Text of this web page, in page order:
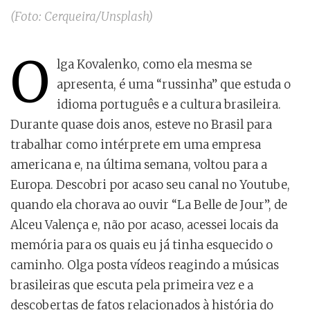
(Foto: Cerqueira/Unsplash)
O lga Kovalenko, como ela mesma se
apresenta, é uma “russinha” que estuda o
idioma português e a cultura brasileira.
Durante quase dois anos, esteve no Brasil para
trabalhar como intérprete em uma empresa
americana e, na última semana, voltou para a
Europa. Descobri por acaso seu canal no Youtube,
quando ela chorava ao ouvir “La Belle de Jour”, de
Alceu Valença e, não por acaso, acessei locais da
memória para os quais eu já tinha esquecido o
caminho. Olga posta vídeos reagindo a músicas
brasileiras que escuta pela primeira vez e a
descobertas de fatos relacionados à história do